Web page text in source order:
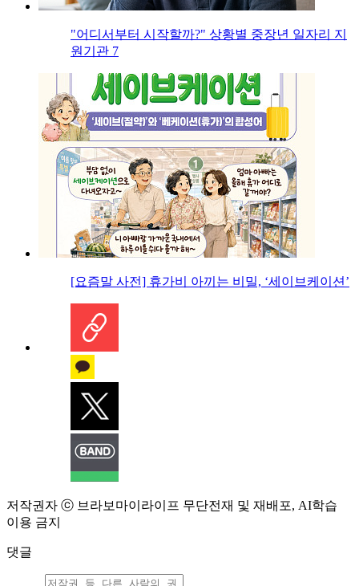
"어디서부터 시작할까?" 상황별 중장년 일자리 지
원기관 7
[요즘말 사전] 휴가비 아끼는 비밀, ‘세이브케이션’
저작권자 ⓒ 브라보마이라이프 무단전재 및 재배포, AI학습
이용 금지
댓글